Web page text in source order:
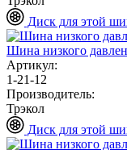
Диск для этой
Шина низкого
Артикул:
1-21-12
Производитель:
Трэкол
Диск для этой